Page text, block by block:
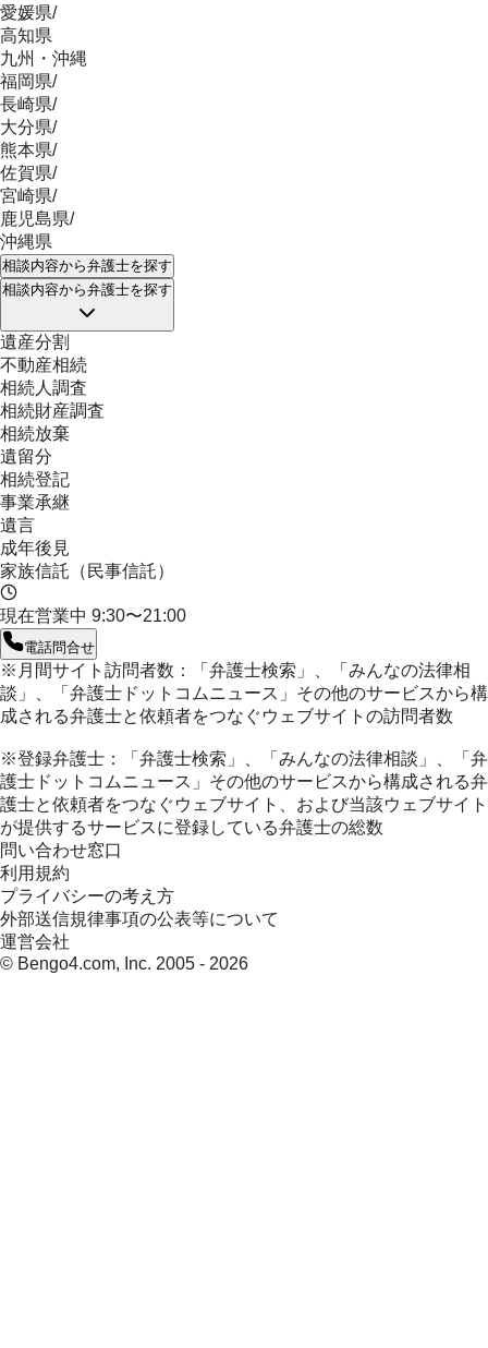
愛媛県/
高知県
九州・沖縄
福岡県/
長崎県/
大分県/
熊本県/
佐賀県/
宮崎県/
鹿児島県/
沖縄県
相談内容から弁護士を探す
相談内容から弁護士を探す
遺産分割
不動産相続
相続人調査
相続財産調査
相続放棄
遺留分
相続登記
事業承継
遺言
成年後見
家族信託（民事信託）
現在営業中 9:30〜21:00
電話問合せ
※月間サイト訪問者数：「弁護士検索」、「みんなの法律相
談」、「弁護士ドットコムニュース」その他のサービスから構
成される弁護士と依頼者をつなぐウェブサイトの訪問者数
※登録弁護士：「弁護士検索」、「みんなの法律相談」、「弁
護士ドットコムニュース」その他のサービスから構成される弁
護士と依頼者をつなぐウェブサイト、および当該ウェブサイト
が提供するサービスに登録している弁護士の総数
問い合わせ窓口
利用規約
プライバシーの考え方
外部送信規律事項の公表等について
運営会社
© Bengo4.com, Inc. 2005 - 2026